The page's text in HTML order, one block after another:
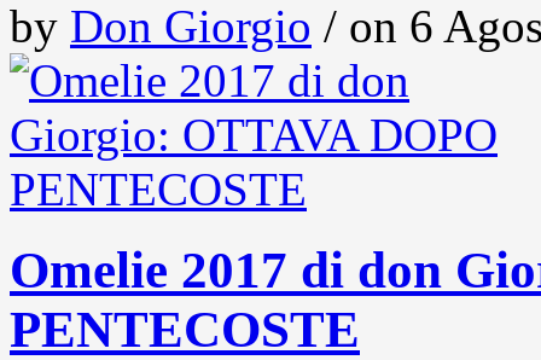
by Don Giorgio / on 6
Omelie 2017 di don
PENTECOSTE